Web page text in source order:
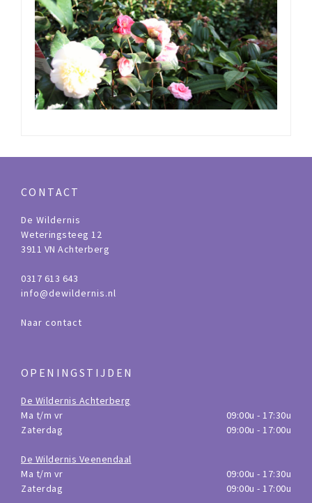
CONTACT
De Wildernis
Weteringsteeg 12
3911 VN Achterberg
0317 613 643
info@dewildernis.nl
Naar contact
OPENINGSTIJDEN
De Wildernis Achterberg
Ma t/m vr
09:00u - 17:30u
Zaterdag
09:00u - 17:00u
De Wildernis Veenendaal
Ma t/m vr
09:00u - 17:30u
Zaterdag
09:00u - 17:00u